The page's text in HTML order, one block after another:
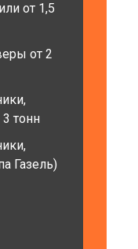
от 1,5
от 2
тонн
Газель)